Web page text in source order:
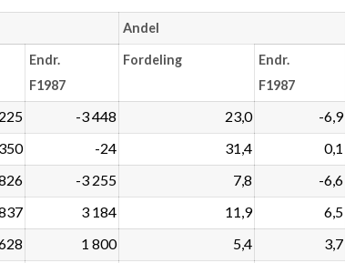
Andel
Endr.
F1987
Fordeling
Endr.
F1987
-3 448 23,0 -6,9
-24 31,4 0,1
-3 255 7,8 -6,6
3 184 11,9 6,5
1 800 5,4 3,7